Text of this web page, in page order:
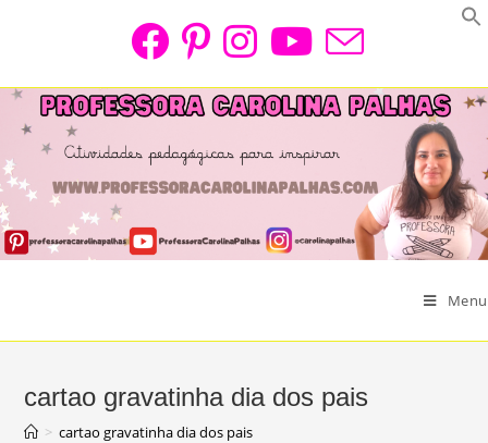
Menu
cartao gravatinha dia dos pais
> cartao gravatinha dia dos pais